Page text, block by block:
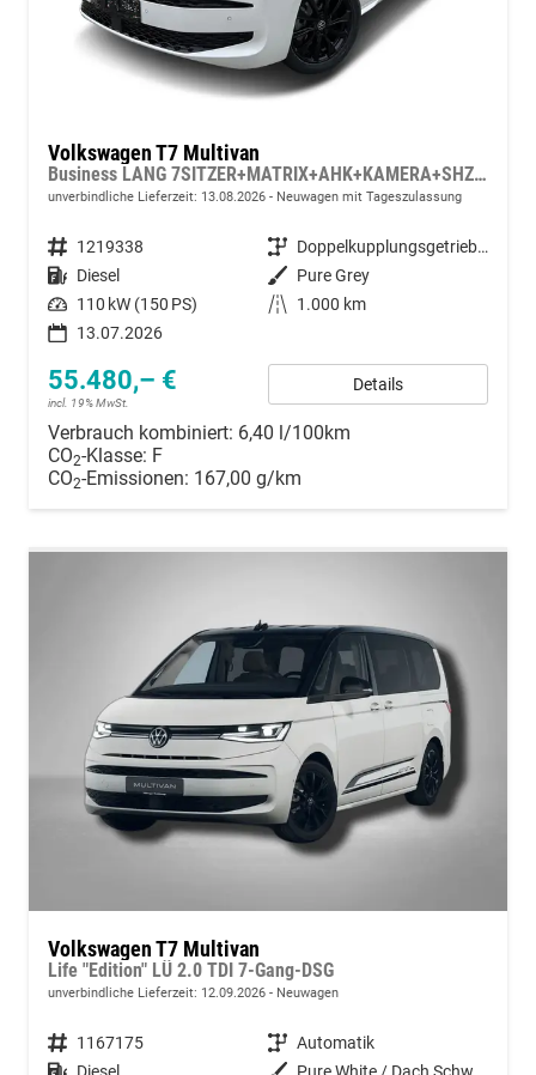
Volkswagen T7 Multivan
Business LANG 7SITZER+MATRIX+AHK+KAMERA+SHZ+17" ALU
unverbindliche Lieferzeit: 13.08.2026 Neuwagen mit Tageszulassung
Fahrzeugnummer 1219338 Getriebe
Doppelkupplungsgetriebe (DSG)
Kraftstoff Diesel Außenfarbe Pure Grey
Leistung 110 kW (150 PS) Kilometerstand
1.000 km
13.07.2026
55.480,– €
incl. 19% MwSt.
Details
Verbrauch kombiniert: 6,40 l/100km
CO2-Klasse: F
CO2-Emissionen: 167,00 g/km
Volkswagen T7 Multivan
Life "Edition" LÜ 2.0 TDI 7-Gang-DSG
unverbindliche Lieferzeit: 12.09.2026 Neuwagen
Fahrzeugnummer 1167175 Getriebe Automatik